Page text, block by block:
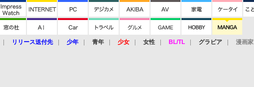
リリース送付先 少年 青年 少女 女性 BL/TL グラビア 漫画家